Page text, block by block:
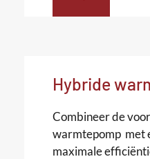
Hybride
Combineer de
warmtepomp met
maximale